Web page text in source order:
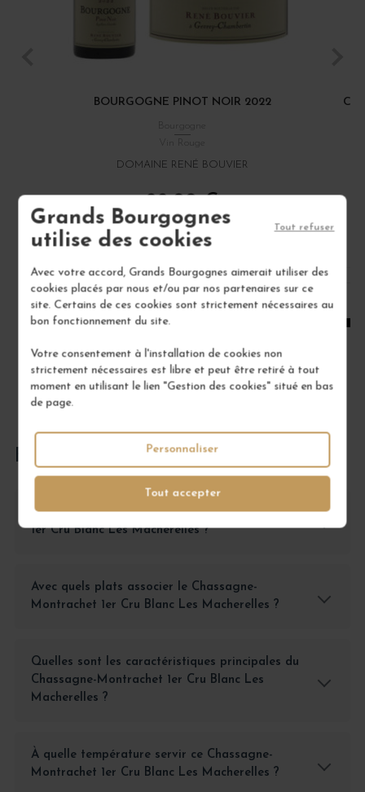
Grands Bourgognes
utilise des cookies
Avec votre accord, Grands Bourgognes aimerait utiliser des
cookies placés par nous et/ou par nos partenaires sur ce
site. Certains de ces cookies sont strictement nécessaires au
bon fonctionnement du site.
Votre consentement à l'installation de cookies non
strictement nécessaires est libre et peut être retiré à tout
moment en utilisant le lien "Gestion des cookies" situé en bas
de page.
Tout accepter
Tout refuser
Personnaliser
BOURGOGNE PINOT NOIR 2022
DOMAINE RENÉ BOUVIER
22,00 €
/ 75 cl : Bouteille
1
AJOUTER AU PANIER
FOIRE AUX QUESTIONS
Comment conserver un Chassagne-Montrachet
1er Cru Blanc Les Macherelles ?
Avec quels plats associer le Chassagne-
Montrachet 1er Cru Blanc Les Macherelles ?
Quelles sont les caractéristiques principales du
Chassagne-Montrachet 1er Cru Blanc Les
Macherelles ?
À quelle température servir ce Chassagne-
Montrachet 1er Cru Blanc Les Macherelles ?